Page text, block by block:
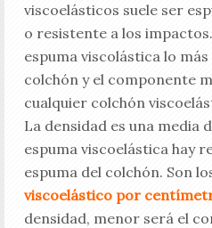
viscoelásticos suele ser
o resistente a los
espuma viscolástica lo
colchón y el componente
cualquier colchón
La densidad es una media
espuma viscoelástica hay
espuma del colchón. Son
viscoelástico por
densidad, menor será el